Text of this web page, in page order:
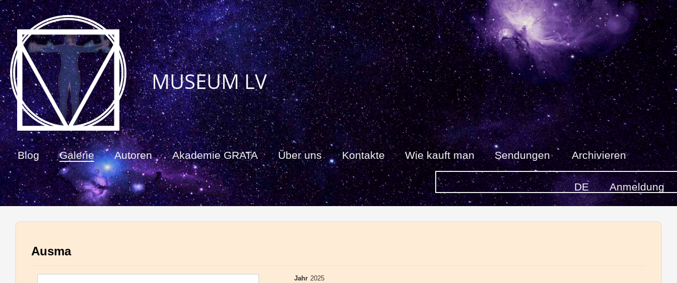
Blog Galerie Autoren Akademie GRATA Über uns Kontakte Wie kauft man Sendungen Archivieren
Anmeldung
DE
MUSEUM LV
Ausma
Jahr 2025